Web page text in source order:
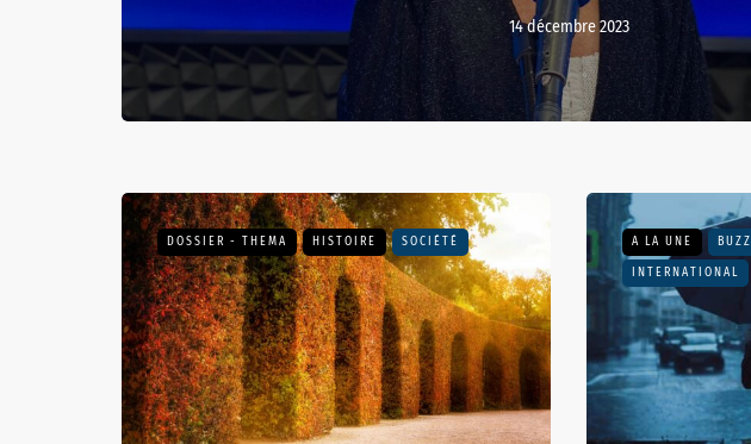
14 décembre 2023
DOSSIER - THEMA HISTOIRE SOCIÉTÉ A LA UNE BUZZ
INTERNATIONAL